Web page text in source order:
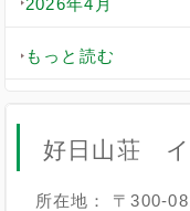
2026年4月
もっと読む
好日山荘 イ
所在地： 〒300-